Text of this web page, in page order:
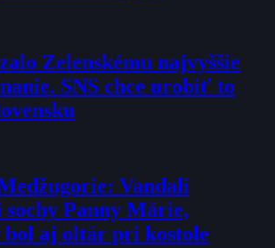
Zelenskému najvyššie
SNS chce urobiť to
Vandali
Panny Márie,
bol aj oltár pri kostole